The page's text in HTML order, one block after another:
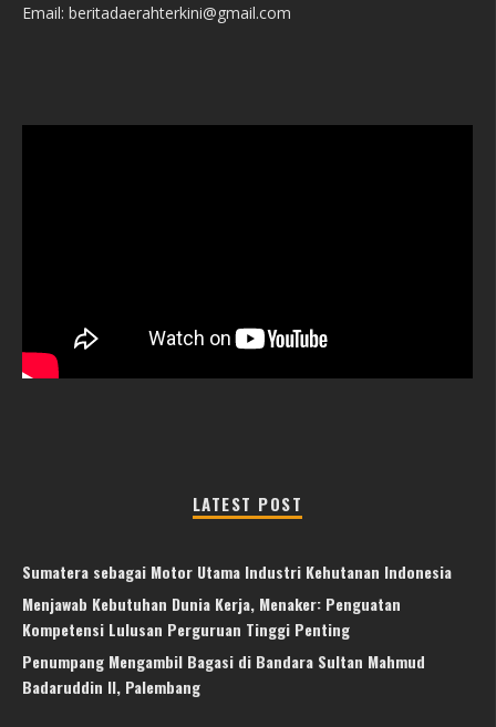
Email: beritadaerahterkini@gmail.com
LATEST POST
Sumatera sebagai Motor Utama Industri Kehutanan Indonesia
Menjawab Kebutuhan Dunia Kerja, Menaker: Penguatan
Kompetensi Lulusan Perguruan Tinggi Penting
Penumpang Mengambil Bagasi di Bandara Sultan Mahmud
Badaruddin II, Palembang